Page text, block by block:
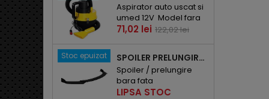
Aspirator auto uscat si
umed 12V Model fara
sac de colectare
Pret
71,02 lei Pret
baza
122,02 lei
Stoc epuizat SPOILER PRELUNGIRE BARA FATA UNIVERSALA NEGRU LUCIOS UNV-013
Spoiler / prelungire
bara fata
universala.Culoare:
Pret
LIPSA STOC